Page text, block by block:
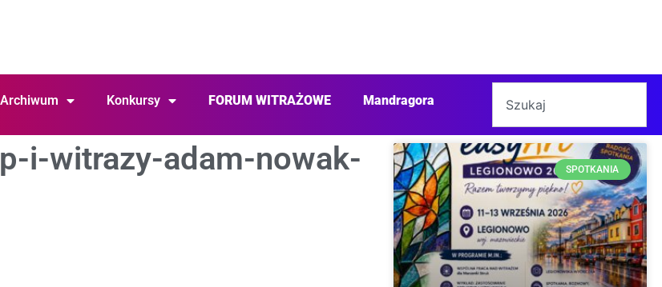
Archiwum Konkursy FORUM WITRAŻOWE Mandragora
i-witrazy-adam-nowak-
SPOTKANIA